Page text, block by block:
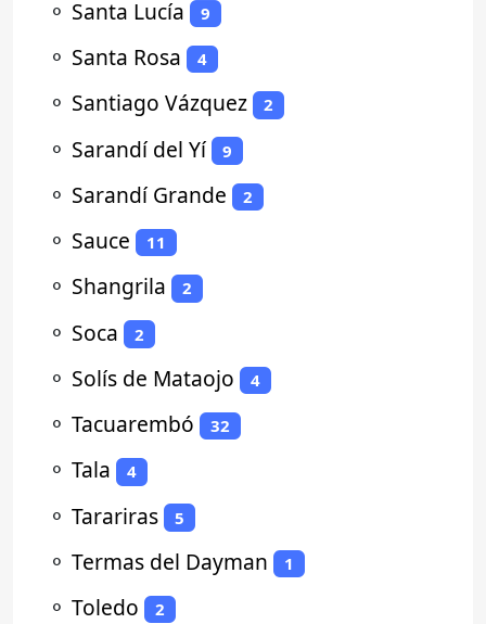
⚬ Santa Lucía 9
⚬ Santa Rosa 4
⚬ Santiago Vázquez 2
⚬ Sarandí del Yí 9
⚬ Sarandí Grande 2
⚬ Sauce 11
⚬ Shangrila 2
⚬ Soca 2
⚬ Solís de Mataojo 4
⚬ Tacuarembó 32
⚬ Tala 4
⚬ Tarariras 5
⚬ Termas del Dayman 1
⚬ Toledo 2